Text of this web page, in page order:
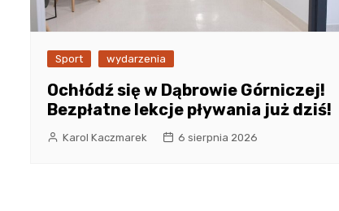
Sport wydarzenia
Ochłódź się w Dąbrowie Górniczej!
Bezpłatne lekcje pływania już dziś!
Karol Kaczmarek 6 sierpnia 2026